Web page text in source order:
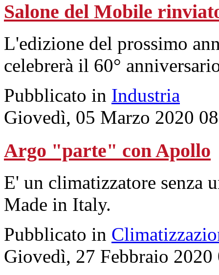
Salone del Mobile
L'edizione del prossimo
celebrerà il 60°
Pubblicato in Industria
Giovedì, 05 Marzo 2020
Argo "parte" con Apollo
E' un climatizzatore senza
Made in Italy.
Pubblicato in
Giovedì, 27 Febbraio 2020